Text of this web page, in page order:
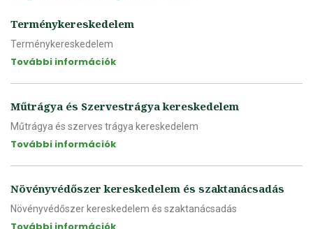
Terménykereskedelem
Terménykereskedelem
További információk
Műtrágya és Szervestrágya kereskedelem
Műtrágya és szerves trágya kereskedelem
További információk
Növényvédőszer kereskedelem és szaktanácsadás
Növényvédőszer kereskedelem és szaktanácsadás